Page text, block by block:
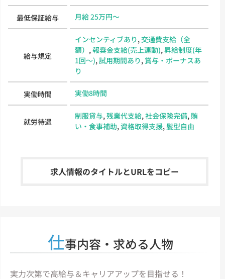
最低保証給与 月給 25万円～
給与規定
インセンティブあり,交通費支給（全
額） ,報奨金支給(売上連動),昇給制度(年
1回～),試用期間あり, 賞与・ボーナスあ
り
実働時間 実働8時間
就労待遇
制服貸与,残業代支給,社会保険完備, 賄
い・食事補助,資格取得支援, 髪型自由
求人情報のタイトルとURLをコピー
仕事内容・求める人物
実力次第で高給与＆キャリアアップを目指せる！